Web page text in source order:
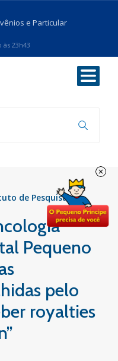
e Particular
às 23h43
de Pesquisa
Pequeno
pelo
royalties